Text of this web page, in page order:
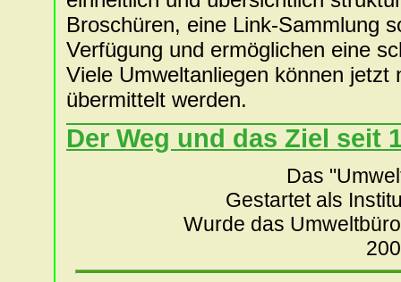
Broschüren, eine Link-Sammlung
Verfügung und ermöglichen eine
Viele Umweltanliegen können
übermittelt werden.
Der Weg und das Ziel seit
Das
Gestartet als
Wurde das